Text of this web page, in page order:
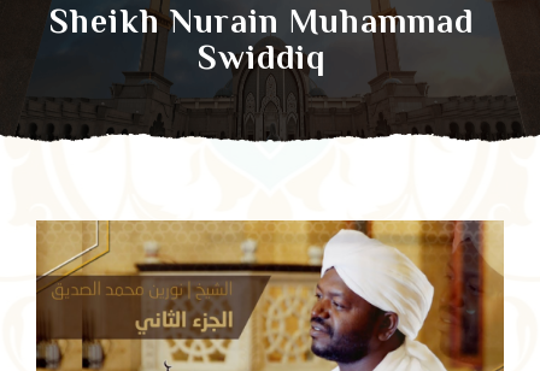
Sheikh Nurain Muhammad
Swiddiq